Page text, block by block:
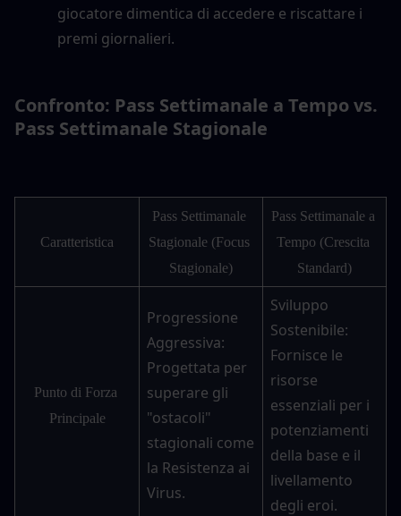
giocatore dimentica di accedere e riscattare i
premi giornalieri.
Confronto: Pass Settimanale a Tempo vs.
Pass Settimanale Stagionale
Caratteristica
Pass Settimanale
Stagionale (Focus
Stagionale)
Pass Settimanale a
Tempo (Crescita
Standard)
Punto di Forza
Principale
Progressione
Aggressiva:
Progettata per
superare gli
"ostacoli"
stagionali come
la Resistenza ai
Virus.
Sviluppo
Sostenibile:
Fornisce le
risorse
essenziali per i
potenziamenti
della base e il
livellamento
degli eroi.